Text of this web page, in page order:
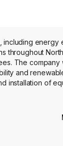
throughout
The
and
installation of
renewable
services for
consulting